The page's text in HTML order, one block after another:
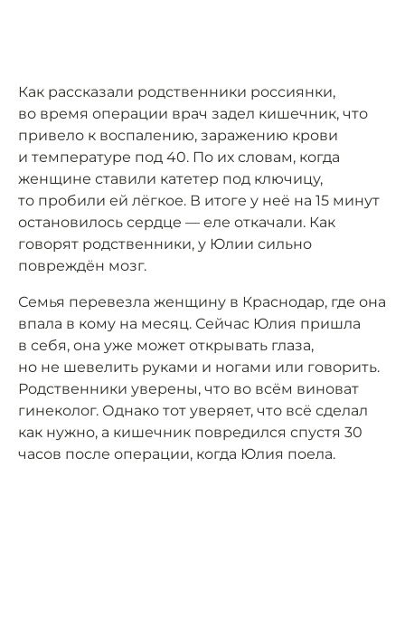
Как рассказали родственники россиянки,
во время операции врач задел кишечник, что
привело к воспалению, заражению крови
и температуре под 40. По их словам, когда
женщине ставили катетер под ключицу,
то пробили ей лёгкое. В итоге у неё на 15 минут
остановилось сердце — еле откачали. Как
говорят родственники, у Юлии сильно
повреждён мозг.
Семья перевезла женщину в Краснодар, где она
впала в кому на месяц. Сейчас Юлия пришла
в себя, она уже может открывать глаза,
но не шевелить руками и ногами или говорить.
Родственники уверены, что во всём виноват
гинеколог. Однако тот уверяет, что всё сделал
как нужно, а кишечник повредился спустя 30
часов после операции, когда Юлия поела.